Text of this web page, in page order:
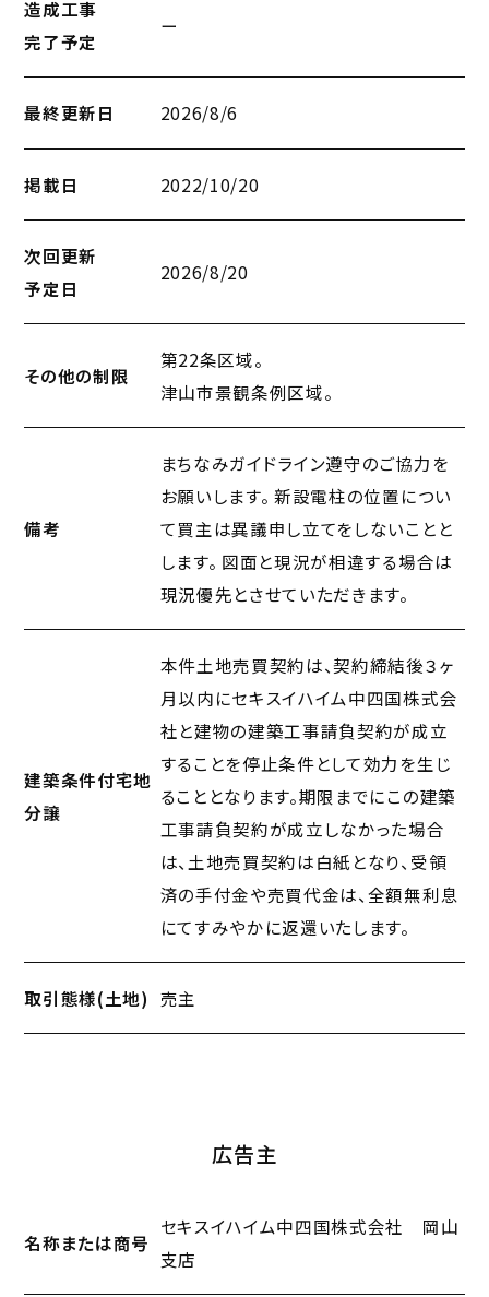
造成工事
完了予定
ー
最終更新日 2026/8/6
掲載日 2022/10/20
次回更新
予定日
2026/8/20
その他の制限
第22条区域。
津山市景観条例区域。
備考
まちなみガイドライン遵守のご協力を
お願いします。 新設電柱の位置につい
て買主は異議申し立てをしないことと
します。 図面と現況が相違する場合は
現況優先とさせていただきます。
建築条件付宅地
分譲
本件土地売買契約は、契約締結後３ヶ
月以内にセキスイハイム中四国株式会
社と建物の建築工事請負契約が成立
することを停止条件として効力を生じ
ることとなります。期限までにこの建築
工事請負契約が成立しなかった場合
は、土地売買契約は白紙となり、受領
済の手付金や売買代金は、全額無利息
にてすみやかに返還いたします。
取引態様(土地) 売主
広告主
名称または商号
セキスイハイム中四国株式会社 岡山
支店